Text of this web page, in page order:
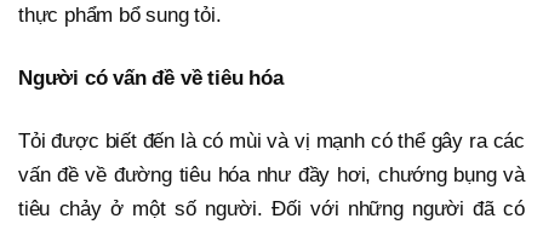
thực phẩm bổ sung tỏi.
Người có vấn đề về tiêu hóa
Tỏi được biết đến là có mùi và vị mạnh có thể gây ra các
vấn đề về đường tiêu hóa như đầy hơi, chướng bụng và
tiêu chảy ở một số người. Đối với những người đã có